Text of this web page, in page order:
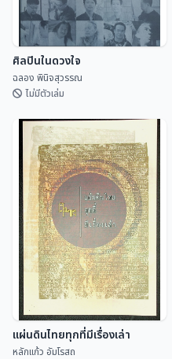
ศิลปินในดวงใจ
ฉลอง พินิจสุวรรณ
ศิลปินในดวงใจ
ฉลอง พินิจสุวรรณ
ไม่มีตัวเล่ม
แผ่นดินไทยทุกที่มีเรื่องเล่า
หลักแก้ว อัมโรสถ